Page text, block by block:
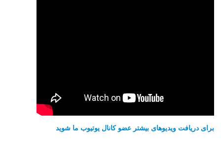
برای دریافت ویدیوهای بیشتر عضو کانال یوتیوب ما شوید